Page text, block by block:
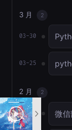
3 月 2
03-30
03-25
2 月 2
02-17 微